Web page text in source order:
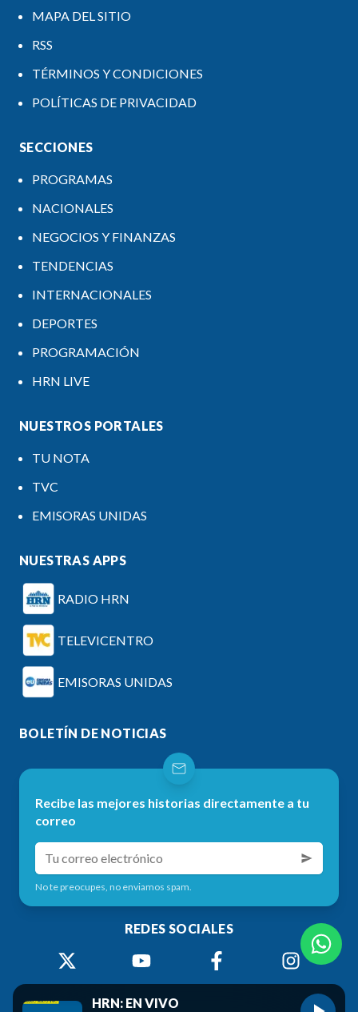
MAPA DEL SITIO
RSS
TÉRMINOS Y CONDICIONES
POLÍTICAS DE PRIVACIDAD
SECCIONES
PROGRAMAS
NACIONALES
NEGOCIOS Y FINANZAS
TENDENCIAS
INTERNACIONALES
DEPORTES
PROGRAMACIÓN
HRN LIVE
NUESTROS PORTALES
TU NOTA
TVC
EMISORAS UNIDAS
NUESTRAS APPS
RADIO HRN
TELEVICENTRO
EMISORAS UNIDAS
BOLETÍN DE NOTICIAS
Recibe las mejores historias directamente a tu
correo
No te preocupes, no enviamos spam.
REDES SOCIALES
HRN: EN VIVO